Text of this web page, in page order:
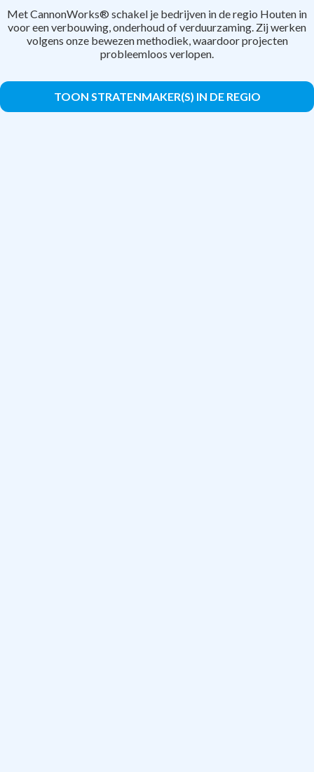
Met CannonWorks® schakel je bedrijven in de regio Houten in
voor een verbouwing, onderhoud of verduurzaming. Zij werken
volgens onze bewezen methodiek, waardoor projecten
probleemloos verlopen.
TOON STRATENMAKER(S) IN DE REGIO